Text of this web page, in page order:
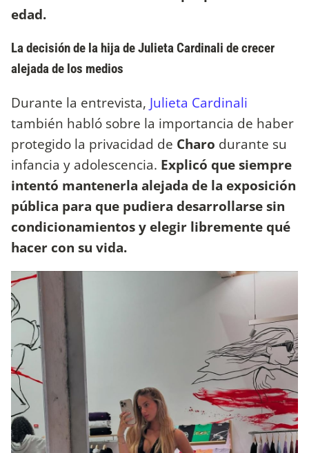
edad.
La decisión de la hija de Julieta Cardinali de crecer
alejada de los medios
Durante la entrevista, Julieta Cardinali
también habló sobre la importancia de haber
protegido la privacidad de Charo durante su
infancia y adolescencia. Explicó que siempre
intentó mantenerla alejada de la exposición
pública para que pudiera desarrollarse sin
condicionamientos y elegir libremente qué
hacer con su vida.